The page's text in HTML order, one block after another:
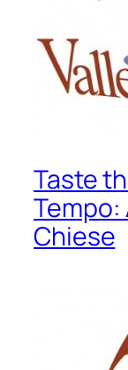
Taste
Tempo:
Chiese